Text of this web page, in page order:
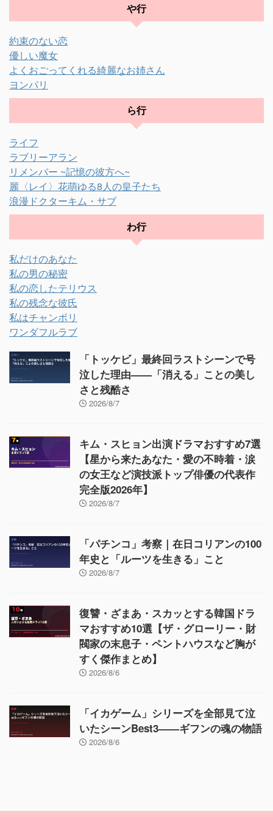
や行
約束のない恋
優しい魔女
よくおごってくれる綺麗なお姉さん
ヨンパリ
ら行
ライフ
ラブリーアラン
リメンバー ~記憶の彼方へ~
麗〈レイ〉花萌ゆる8人の皇子たち
浪漫ドクターキム・サブ
わ行
私だけのあなた
私の男の秘密
私の恋したテリウス
私の残念な彼氏
私はチャンボリ
ワンダフルラブ
「トッケビ」最終回ラストシーンで号
泣した理由——「消える」ことの美し
さと残酷さ
2026/8/7
キム・スヒョン出演ドラマおすすめ7選
【星から来たあなた・愛の不時着・涙
の女王など演技派トップ俳優の代表作
完全版2026年】
2026/8/7
「パチンコ」考察｜在日コリアンの100
年史と「ルーツを生きる」こと
2026/8/7
復讐・ざまあ・スカッとする韓国ドラ
マおすすめ10選【ザ・グローリー・財
閥家の末息子・ペントハウスなど胸が
すく傑作まとめ】
2026/8/6
「イカゲーム」シリーズを全部見て泣
いたシーンBest3——ギフンの魂の物語
2026/8/6